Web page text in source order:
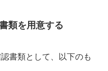
類を用意する
書類として、以下のも